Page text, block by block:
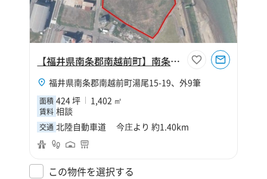
【福井県南条郡南越前町】南条郡南越前町湯尾424坪工場
福井県南条郡南越前町湯尾15-19、外9筆
面積 424 坪 1,402 ㎡
賃料 相談
交通 北陸自動車道 今庄より 約1.40km
この物件を選択する